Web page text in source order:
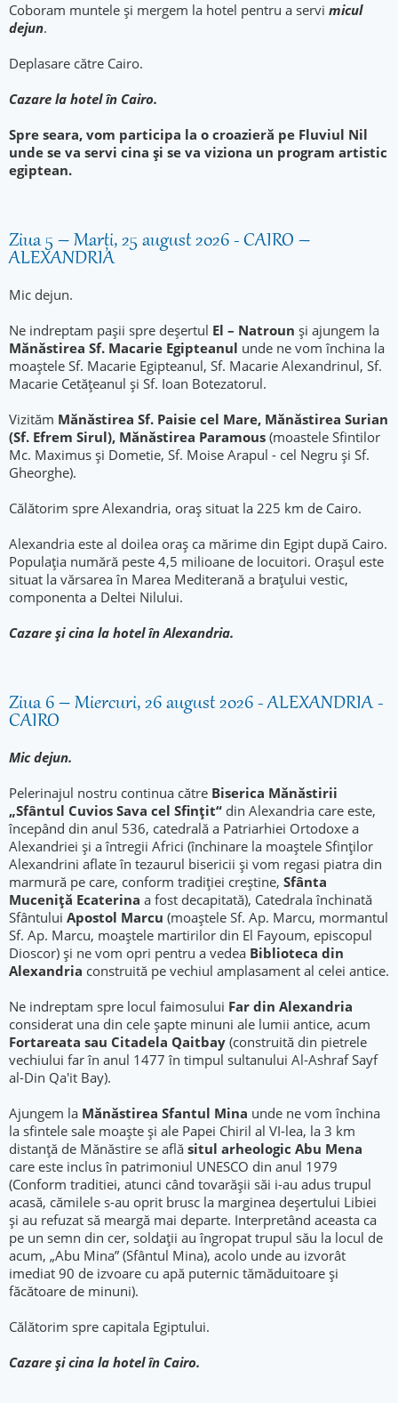
Coboram muntele și mergem la hotel pentru a servi micul
dejun.
Deplasare către Cairo.
Cazare la hotel în Cairo.
Spre seara, vom participa la o croazieră pe Fluviul Nil
unde se va servi cina și se va viziona un program artistic
egiptean.
Ziua 5 – Marți, 25 august 2026 - CAIRO –
ALEXANDRIA
Mic dejun.
Ne indreptam pașii spre deșertul El – Natroun și ajungem la
Mănăstirea Sf. Macarie Egipteanul unde ne vom închina la
moaștele Sf. Macarie Egipteanul, Sf. Macarie Alexandrinul, Sf.
Macarie Cetățeanul și Sf. Ioan Botezatorul.
Vizităm Mănăstirea Sf. Paisie cel Mare, Mănăstirea Surian
(Sf. Efrem Sirul), Mănăstirea Paramous (moastele Sfintilor
Mc. Maximus și Dometie, Sf. Moise Arapul - cel Negru și Sf.
Gheorghe).
Călătorim spre Alexandria, oraș situat la 225 km de Cairo.
Alexandria este al doilea oraș ca mărime din Egipt după Cairo.
Populația numără peste 4,5 milioane de locuitori. Orașul este
situat la vărsarea în Marea Mediterană a brațului vestic,
componenta a Deltei Nilului.
Cazare și cina la hotel în Alexandria.
Ziua 6 – Miercuri, 26 august 2026 - ALEXANDRIA -
CAIRO
Mic dejun.
Pelerinajul nostru continua către Biserica Mănăstirii
„Sfântul Cuvios Sava cel Sfinţit“ din Alexandria care este,
începând din anul 536, catedrală a Patriarhiei Ortodoxe a
Alexandriei şi a întregii Africi (închinare la moaştele Sfinților
Alexandrini aflate în tezaurul bisericii și vom regasi piatra din
marmură pe care, conform tradiţiei creştine, Sfânta
Muceniţă Ecaterina a fost decapitată), Catedrala închinată
Sfântului Apostol Marcu (moaștele Sf. Ap. Marcu, mormantul
Sf. Ap. Marcu, moaștele martirilor din El Fayoum, episcopul
Dioscor) și ne vom opri pentru a vedea Biblioteca din
Alexandria construită pe vechiul amplasament al celei antice.
Ne indreptam spre locul faimosului Far din Alexandria
considerat una din cele șapte minuni ale lumii antice, acum
Fortareata sau Citadela Qaitbay (construită din pietrele
vechiului far în anul 1477 în timpul sultanului Al-Ashraf Sayf
al-Din Qa'it Bay).
Ajungem la Mănăstirea Sfantul Mina unde ne vom închina
la sfintele sale moaște și ale Papei Chiril al VI-lea, la 3 km
distanță de Mănăstire se află situl arheologic Abu Mena
care este inclus în patrimoniul UNESCO din anul 1979
(Conform traditiei, atunci când tovarășii săi i-au adus trupul
acasă, cămilele s-au oprit brusc la marginea deșertului Libiei
și au refuzat să meargă mai departe. Interpretând aceasta ca
pe un semn din cer, soldații au îngropat trupul său la locul de
acum, „Abu Mina” (Sfântul Mina), acolo unde au izvorât
imediat 90 de izvoare cu apă puternic tămăduitoare și
făcătoare de minuni).
Călătorim spre capitala Egiptului.
Cazare și cina la hotelîn Cairo.